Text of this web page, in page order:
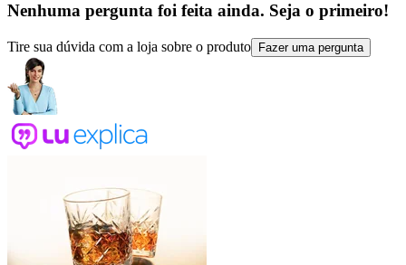
Nenhuma pergunta foi feita ainda. Seja o primeiro!
Tire sua dúvida com a loja sobre o produto Fazer uma pergunta